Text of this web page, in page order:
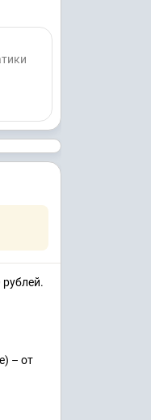
рублей.
– от